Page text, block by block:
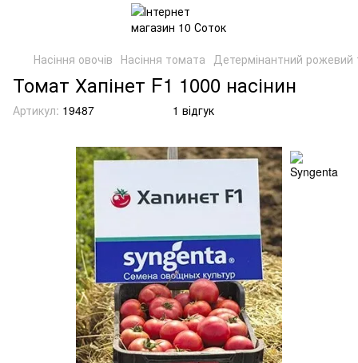
Насіння овочів Насіння томата Детермінантний рожевий
Томат Хапінет F1 1000 насінин
Артикул: 19487 1 відгук